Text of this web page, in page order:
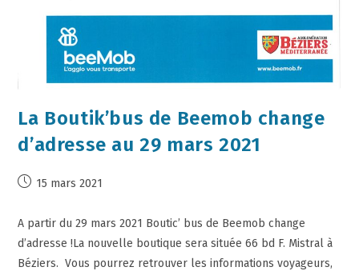
La Boutik’bus de Beemob change
d’adresse au 29 mars 2021
15 mars 2021
A partir du 29 mars 2021 Boutic’ bus de Beemob change
d’adresse !La nouvelle boutique sera située 66 bd F. Mistral à
Béziers. Vous pourrez retrouver les informations voyageurs,